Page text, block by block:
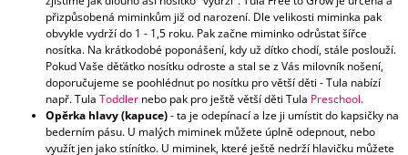
přizpůsobená miminkům již od narození. Dle velikosti miminka pak
obvykle vydrží do 1 - 1,5 roku. Pak začne miminko odrůstat šířce
nosítka. Na krátkodobé poponášení, kdy už dítko chodí, stále poslouží.
Pokud Vaše děťátko nosítku odroste a stal se z Vás milovník nošení,
doporučujeme se poohlédnut po nosítku pro větší děti - Tula nabízí
např. Tula Toddler nebo pak pro ještě větší děti Tula Preschool.
Opěrka hlavy (kapuce)- ta je odepínací a lze ji umístit do kapsičky na
bederním pásu. U malých miminek můžete úplně odepnout, nebo
využít jen jako stínítko. U miminek, které ještě nedrží hlavičku můžete